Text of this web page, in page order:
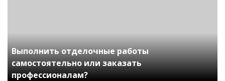
Выполнить отделочные работы
самостоятельно или заказать
профессионалам?